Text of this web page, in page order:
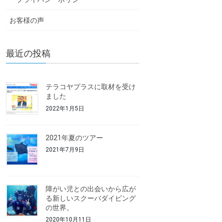
お客様の声
最近の投稿
テラコヤプラスに取材を受け
ました
2022年1月5日
2021年夏のツアー
2021年7月9日
障がい児との出会いから広が
る新しいスクーバダイビング
の世界。
2020年10月11日